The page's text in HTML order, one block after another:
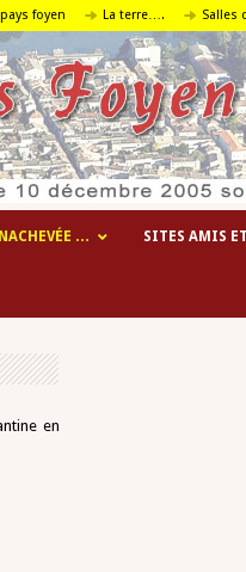
foyen La terre…. Salles de
… SITES AMIS
en